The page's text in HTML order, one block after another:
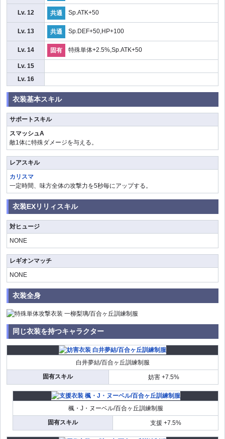
Lv. 12 共通 Sp.ATK+50
Lv. 13 共通 Sp.DEF+50,HP+100
Lv. 14 固有 特殊単体+2.5%,Sp.ATK+50
Lv. 15
Lv. 16
衣装基本スキル
サポートスキル
スマッシュA
敵1体に特殊ダメージを与える。
レアスキル
カリスマ
一定時間、味方全体の攻撃力を5秒毎にアップする。
衣装EXリリィスキル
対ヒュージ
NONE
レギオンマッチ
NONE
衣装全身
同じ衣装を持つキャラクター
白井夢結/百合ヶ丘訓練制服
固有スキル
妨害 +7.5%
楓・J・ヌーベル/百合ヶ丘訓練制服
固有スキル
支援 +7.5%